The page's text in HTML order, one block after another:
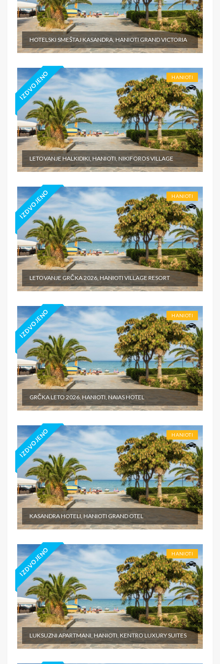
HOTELSKI SMEŠTAJ KASANDRA, HANIOTI GRAND VICTORIA
IZDVOJENO HANIOTI
LETOVANJE HALKIDIKI, HANIOTI, NIKIFOROS VILLAGE
IZDVOJENO HANIOTI
LETOVANJE GRČKA 2026, HANIOTI VILLAGE RESORT
IZDVOJENO HANIOTI
GRČKA LETO 2026, HANIOTI, NAIAS HOTEL
IZDVOJENO HANIOTI
KASANDRA HOTELI, HANIOTI GRAND OTEL
IZDVOJENO HANIOTI
LUKSUZNI APARTMANI, HANIOTI, KENTRO LUXURY SUITES